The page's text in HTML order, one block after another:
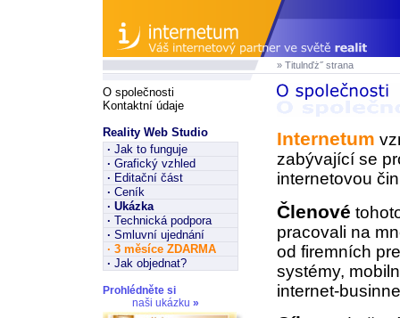
» Titulnďż˝ strana
O společnosti
Kontaktní údaje
Reality Web Studio
· Jak to funguje
· Grafický vzhled
· Editační část
· Ceník
· Ukázka
· Technická podpora
· Smluvní ujednání
· 3 měsíce ZDARMA
· Jak objednat?
Prohlédněte si
naši ukázku »
Internetum
zabývající se
internetovou
Členové
pracovali na
od firemních
systémy,
internet-